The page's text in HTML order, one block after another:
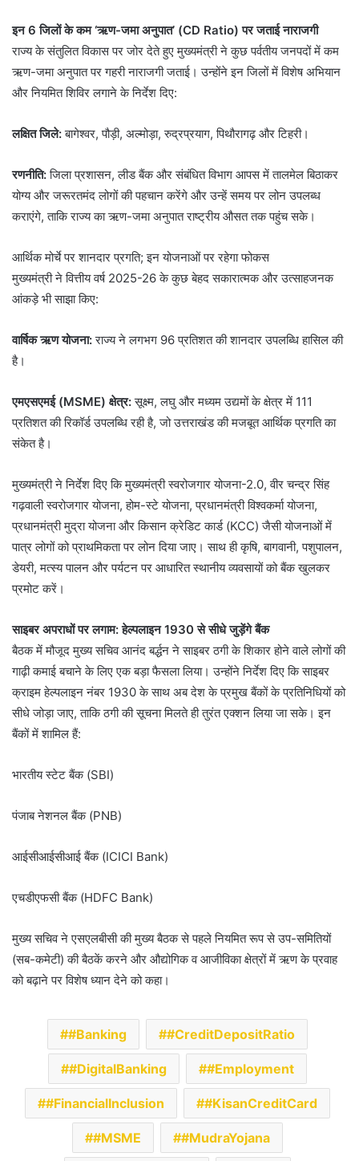
इन 6 जिलों के कम ‘ऋण-जमा अनुपात’ (CD Ratio) पर जताई नाराजगी
राज्य के संतुलित विकास पर जोर देते हुए मुख्यमंत्री ने कुछ पर्वतीय जनपदों में कम
ऋण-जमा अनुपात पर गहरी नाराजगी जताई। उन्होंने इन जिलों में विशेष अभियान
और नियमित शिविर लगाने के निर्देश दिए:
लक्षित जिले:बागेश्वर, पौड़ी, अल्मोड़ा, रुद्रप्रयाग, पिथौरागढ़ और टिहरी।
रणनीति:जिला प्रशासन, लीड बैंक और संबंधित विभाग आपस में तालमेल बिठाकर
योग्य और जरूरतमंद लोगों की पहचान करेंगे और उन्हें समय पर लोन उपलब्ध
कराएंगे, ताकि राज्य का ऋण-जमा अनुपात राष्ट्रीय औसत तक पहुंच सके।
आर्थिक मोर्चे पर शानदार प्रगति; इन योजनाओं पर रहेगा फोकस
मुख्यमंत्री ने वित्तीय वर्ष 2025-26 के कुछ बेहद सकारात्मक और उत्साहजनक
आंकड़े भी साझा किए:
वार्षिक ऋण योजना:राज्य ने लगभग 96 प्रतिशत की शानदार उपलब्धि हासिल की
है।
एमएसएमई (MSME) क्षेत्र:सूक्ष्म, लघु और मध्यम उद्यमों के क्षेत्र में 111
प्रतिशत की रिकॉर्ड उपलब्धि रही है, जो उत्तराखंड की मजबूत आर्थिक प्रगति का
संकेत है।
मुख्यमंत्री ने निर्देश दिए कि मुख्यमंत्री स्वरोजगार योजना-2.0, वीर चन्द्र सिंह
गढ़वाली स्वरोजगार योजना, होम-स्टे योजना, प्रधानमंत्री विश्वकर्मा योजना,
प्रधानमंत्री मुद्रा योजना और किसान क्रेडिट कार्ड (KCC) जैसी योजनाओं में
पात्र लोगों को प्राथमिकता पर लोन दिया जाए। साथ ही कृषि, बागवानी, पशुपालन,
डेयरी, मत्स्य पालन और पर्यटन पर आधारित स्थानीय व्यवसायों को बैंक खुलकर
प्रमोट करें।
साइबर अपराधों पर लगाम: हेल्पलाइन 1930 से सीधे जुड़ेंगे बैंक
बैठक में मौजूद मुख्य सचिव आनंद बर्द्धन ने साइबर ठगी के शिकार होने वाले लोगों की
गाढ़ी कमाई बचाने के लिए एक बड़ा फैसला लिया। उन्होंने निर्देश दिए कि साइबर
क्राइम हेल्पलाइन नंबर 1930 के साथ अब देश के प्रमुख बैंकों के प्रतिनिधियों को
सीधे जोड़ा जाए, ताकि ठगी की सूचना मिलते ही तुरंत एक्शन लिया जा सके। इन
बैंकों में शामिल हैं:
भारतीय स्टेट बैंक (SBI)
पंजाब नेशनल बैंक (PNB)
आईसीआईसीआई बैंक (ICICI Bank)
एचडीएफसी बैंक (HDFC Bank)
मुख्य सचिव ने एसएलबीसी की मुख्य बैठक से पहले नियमित रूप से उप-समितियों
(सब-कमेटी) की बैठकें करने और औद्योगिक व आजीविका क्षेत्रों में ऋण के प्रवाह
को बढ़ाने पर विशेष ध्यान देने को कहा।
#Banking #CreditDepositRatio
#DigitalBanking #Employment
#FinancialInclusion #KisanCreditCard
#MSME #MudraYojana